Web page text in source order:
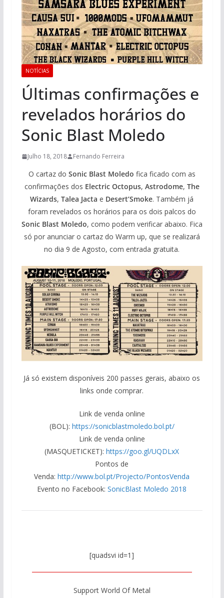
NOTÍCIAS
Últimas confirmações e
revelados horários do
Sonic Blast Moledo
Julho 18, 2018 Fernando Ferreira
O cartaz do Sonic Blast Moledo fica ficado com as
confirmações dos Electric Octopus, Astrodome, The
Wizards,Talea Jacta e Desert’Smoke. Também já
foram revelados os horários para os dois palcos do
Sonic Blast Moledo, como podem verificar abaixo. Fica
só por anunciar o cartaz do Warm up, que se realizará
no dia 9 de Agosto, com entrada gratuita.
Já só existem disponíveis 200 passes gerais, abaixo os
links onde comprar.
Link de venda online
(BOL): https://sonicblastmoledo.bol.pt/
Link de venda online
(MASQUETICKET):https://goo.gl/UQDLxX
Pontos de
Venda:http://www.bol.pt/Projecto/PontosVenda
Evento no Facebook:SonicBlast Moledo 2018
[quadsvi id=1]
Support World Of Metal